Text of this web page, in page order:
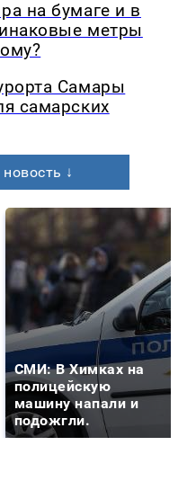
на бумаге и в
метры
Самары
самарских
↓
СМИ: В Химках на
полицейскую
машину напали и
подожгли.